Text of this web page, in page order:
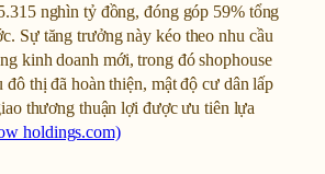
nghìn tỷ đồng, đóng góp 59% tổng
Sự tăng trưởng này kéo theo nhu cầu
kinh doanh mới, trong đó shophouse
đô thị đã hoàn thiện, mật độ cư dân lấp
thương thuận lợi được ưu tiên lựa
holdings.com)